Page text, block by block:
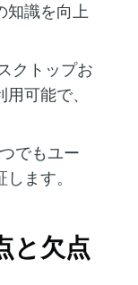
知識を向上
クトップお
可能で、
でもユー
ます。
と欠点